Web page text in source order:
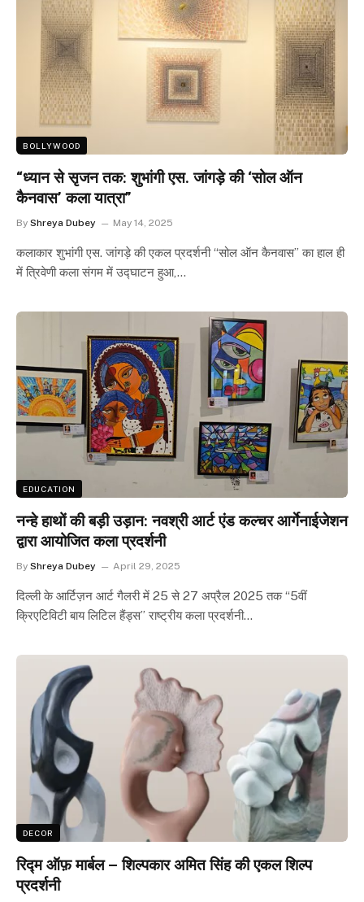
BOLLYWOOD
“ध्यान से सृजन तक: शुभांगी एस. जांगड़े की ‘सोल ऑन
कैनवास’ कला यात्रा”
By Shreya Dubey May 14, 2025
कलाकार शुभांगी एस. जांगड़े की एकल प्रदर्शनी “सोल ऑन कैनवास” का हाल ही
में त्रिवेणी कला संगम में उद्घाटन हुआ,…
EDUCATION
नन्हे हाथों की बड़ी उड़ान: नवश्री आर्ट एंड कल्चर आर्गेनाईजेशन
द्वारा आयोजित कला प्रदर्शनी
By Shreya Dubey April 29, 2025
दिल्ली के आर्टिज़न आर्ट गैलरी में 25 से 27 अप्रैल 2025 तक “5वीं
क्रिएटिविटी बाय लिटिल हैंड्स” राष्ट्रीय कला प्रदर्शनी…
DECOR
रिद्म ऑफ़ मार्बल – शिल्पकार अमित सिंह की एकल शिल्प
प्रदर्शनी